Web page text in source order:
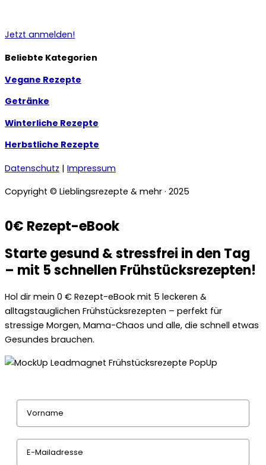
Jetzt anmelden!
Beliebte Kategorien
Vegane Rezepte
Getränke
Winterliche Rezepte
Herbstliche Rezepte
Datenschutz | Impressum
Copyright © Lieblingsrezepte & mehr · 2025
0€ Rezept-eBook
Starte gesund & stressfrei in den Tag
– mit 5 schnellen Frühstücksrezepten!
Hol dir mein 0 € Rezept-eBook mit 5 leckeren &
alltagstauglichen Frühstücksrezepten – perfekt für
stressige Morgen, Mama-Chaos und alle, die schnell etwas
Gesundes brauchen.